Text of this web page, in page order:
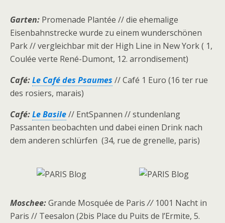
Garten: Promenade Plantée // die ehemalige
Eisenbahnstrecke wurde zu einem wunderschönen
Park // vergleichbar mit der High Line in New York ( 1,
Coulée verte René-Dumont, 12. arrondisement)
Café:Le Café des Psaumes // Café 1 Euro (16 ter rue
des rosiers, marais)
Café:Le Basile// EntSpannen // stundenlang
Passanten beobachten und dabei einen Drink nach
dem anderen schlürfen (34, rue de grenelle, paris)
Moschee:Grande Mosquée de Paris// 1001 Nacht in
Paris // Teesalon (2bis Place du Puits de l’Ermite, 5.